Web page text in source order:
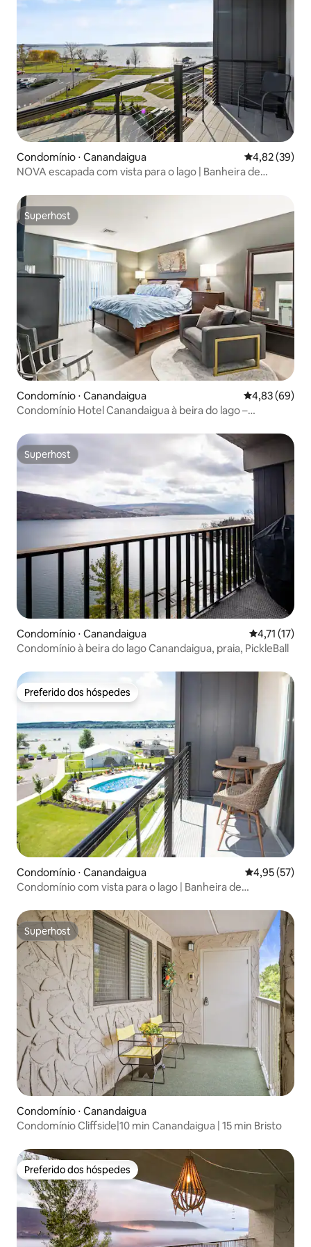
Condomínio ⋅ Canandaigua 4,82 de uma
4,82 (39)
NOVA escapada com vista para o lago | Banheira de
Superhost
Superhost
Condomínio ⋅ Canandaigua 4,83 de uma
4,83 (69)
Condomínio Hotel Canandaigua à beira do lago –
Superhost
Superhost
Condomínio ⋅ Canandaigua 4,71 de uma
4,71 (17)
Condomínio à beira do lago Canandaigua, praia, PickleBall
Preferido dos hóspedes
Preferido dos hóspedes
Condomínio ⋅ Canandaigua 4,95 de uma
4,95 (57)
Condomínio com vista para o lago | Banheira de
Superhost
Superhost
Condomínio ⋅ Canandaigua
Condomínio Cliffside|10 min Canandaigua | 15 min Bristo
Preferido dos hóspedes
Preferido dos hóspedes